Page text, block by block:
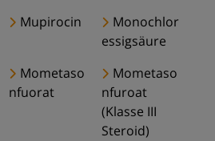
Mupirocin
Monochlor
essigsäure
Mometaso
nfuorat
Mometaso
nfuroat
(Klasse III
Steroid)